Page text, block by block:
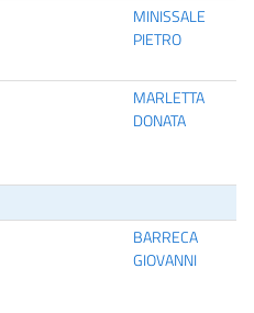
MINISSALE
PIETRO
MARLETTA
DONATA
BARRECA
GIOVANNI